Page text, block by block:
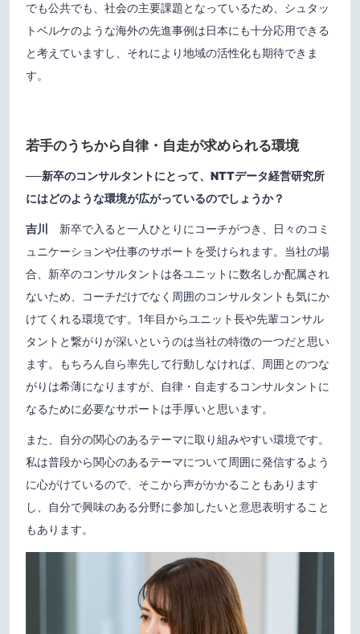
でも公共でも、社会の主要課題となっているため、シュタッ
トベルケのような海外の先進事例は日本にも十分応用できる
と考えていますし、それにより地域の活性化も期待できま
す。
若手のうちから自律・自走が求められる環境
──新卒のコンサルタントにとって、NTTデータ経営研究所
にはどのような環境が広がっているのでしょうか？
吉川
新卒で入ると一人ひとりにコーチがつき、日々のコミ
ュニケーションや仕事のサポートを受けられます。当社の場
合、新卒のコンサルタントは各ユニットに数名しか配属され
ないため、コーチだけでなく周囲のコンサルタントも気にか
けてくれる環境です。1年目からユニット長や先輩コンサル
タントと繋がりが深いというのは当社の特徴の一つだと思い
ます。もちろん自ら率先して行動しなければ、周囲とのつな
がりは希薄になりますが、自律・自走するコンサルタントに
なるために必要なサポートは手厚いと思います。
また、自分の関心のあるテーマに取り組みやすい環境です。
私は普段から関心のあるテーマについて周囲に発信するよう
に心がけているので、そこから声がかかることもあります
し、自分で興味のある分野に参加したいと意思表明すること
もあります。